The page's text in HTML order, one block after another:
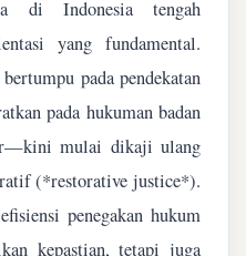
di Indonesia tengah
yang fundamental.
pada pendekatan
pada hukuman badan
mulai dikaji ulang
(*restorative justice*).
penegakan hukum
kepastian, tetapi juga